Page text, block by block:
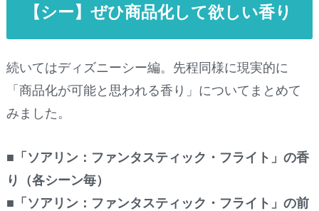
【シー】ぜひ商品化して欲しい香り
続いてはディズニーシー編。先程同様に現実的に
「商品化が可能と思われる香り」についてまとめて
みました。
■「ソアリン：ファンタスティック・フライト」の香
り（各シーン毎）
■「ソアリン：ファンタスティック・フライト」の前